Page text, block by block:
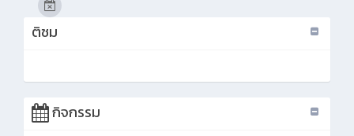
ติชม
กิจกรรม